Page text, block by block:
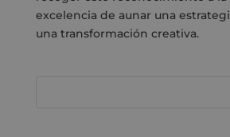
excelencia de aunar una
una transformación creativa.